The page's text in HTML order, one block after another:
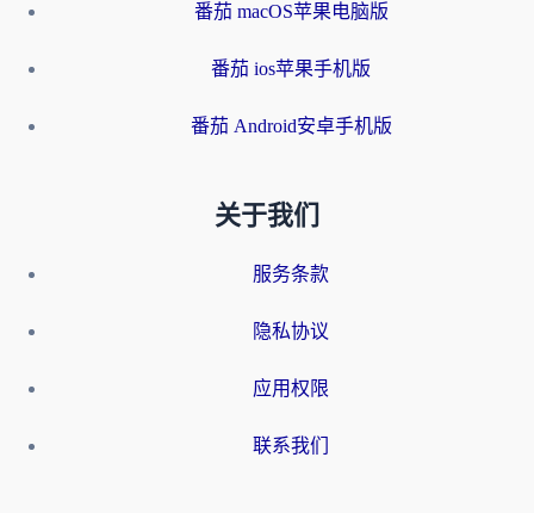
番茄 macOS苹果电脑版
番茄 ios苹果手机版
番茄 Android安卓手机版
关于我们
服务条款
隐私协议
应用权限
联系我们